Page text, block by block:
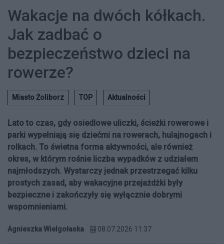
Wakacje na dwóch kółkach.
Jak zadbać o
bezpieczeństwo dzieci na
rowerze?
Miasto Żoliborz TOP Aktualności
Lato to czas, gdy osiedlowe uliczki, ścieżki rowerowe i
parki wypełniają się dziećmi na rowerach, hulajnogach i
rolkach. To świetna forma aktywności, ale również
okres, w którym rośnie liczba wypadków z udziałem
najmłodszych. Wystarczy jednak przestrzegać kilku
prostych zasad, aby wakacyjne przejażdżki były
bezpieczne i zakończyły się wyłącznie dobrymi
wspomnieniami.
Agnieszka Wielgołaska 08.07.2026 11:37